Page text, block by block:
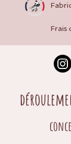
Frais